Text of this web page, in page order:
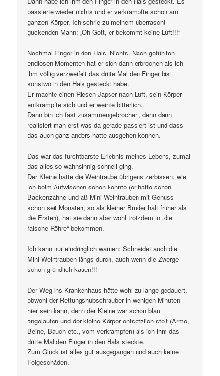
passierte wieder nichts und er verkrampfte schon am
ganzen Körper. Ich schrie zu meinem überrascht
guckenden Mann: „Oh Gott, er bekommt keine Luft!!!“
Nochmal Finger in den Hals. Nichts. Nach gefühlten
endlosen Momenten hat er sich dann erbrochen als ich
ihm völlig verzweifelt das dritte Mal den Finger bis
sonstwo in den Hals gesteckt habe.
Er machte einen Riesen-Japser nach Luft, sein Körper
entkrampfte sich und er weinte bitterlich.
Dann bin ich fast zusammengebrochen, denn dann
realisiert man erst was da gerade passiert ist und dass
das auch ganz anders hätte ausgehen können.
Das war das furchtbarste Erlebnis meines Lebens, zumal
das alles so wahnsinnig schnell ging.
Der Kleine hatte die Weintraube übrigens zerbissen, wie
ich beim Aufwischen sehen konnte (er hatte schon
Backenzähne und aß Mini-Weintrauben mit Genuss
schon seit Monaten, so als kleiner Bruder halt früher als
die Ersten), hat sie dann aber wohl trotzdem in „die
falsche Röhre“ bekommen.
Ich kann nur eindringlich warnen: Schneidet auch die
Mini-Weintrauben längs durch, auch wenn die Zwerge
schon gründlich kauen!!!
Der Weg ins Krankenhaus hätte wohl zu lange gedauert,
obwohl der Rettungshubschrauber in wenigen Minuten
hier sein kann, denn der Kleine war schon blau
angelaufen und der kleine Körper entsetzlich steif (Arme,
Beine, Bauch etc., vom verkrampfen) als ich ihm das
dritte Mal den Finger in den Hals steckte.
Zum Glück ist alles gut ausgegangen und auch keine
Folgeschäden.